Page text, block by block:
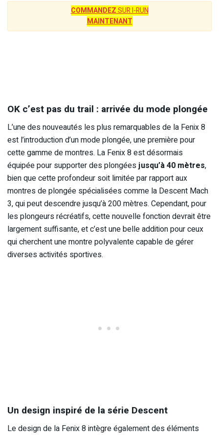
COMMANDEZSUR I-RUN
MAINTENANT
OK c’est pas du trail : arrivée du mode plongée
L’une des nouveautés les plus remarquables de la Fenix 8
est l’introduction d’un mode plongée, une première pour
cette gamme de montres. La Fenix 8 est désormais
équipée pour supporter des plongéesjusqu’à 40 mètres,
bien que cette profondeur soit limitée par rapport aux
montres de plongée spécialisées comme la Descent Mach
3, qui peut descendre jusqu’à 200 mètres. Cependant, pour
les plongeurs récréatifs, cette nouvelle fonction devrait être
largement suffisante, et c’est une belle addition pour ceux
qui cherchent une montre polyvalente capable de gérer
diverses activités sportives.
Un design inspiré de la série Descent
Le design de la Fenix 8 intègre également des éléments